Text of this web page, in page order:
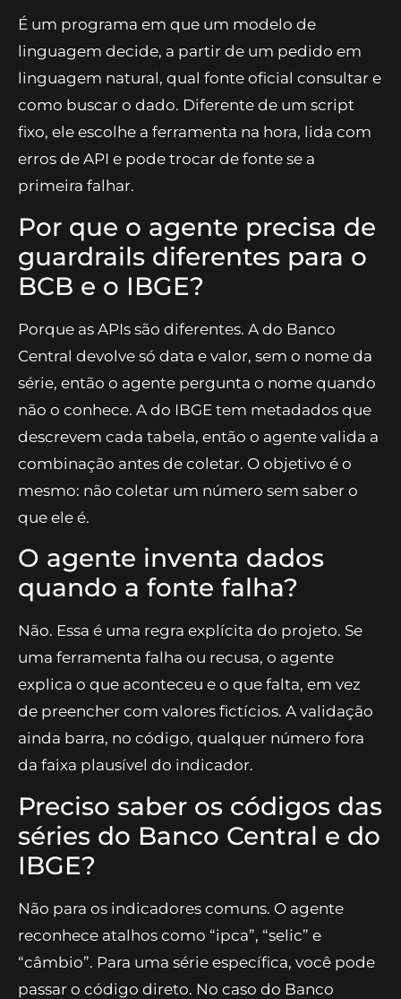
É um programa em que um modelo de
linguagem decide, a partir de um pedido em
linguagem natural, qual fonte oficial consultar e
como buscar o dado. Diferente de um script
fixo, ele escolhe a ferramenta na hora, lida com
erros de API e pode trocar de fonte se a
primeira falhar.
Por que o agente precisa de
guardrails diferentes para o
BCB e o IBGE?
Porque as APIs são diferentes. A do Banco
Central devolve só data e valor, sem o nome da
série, então o agente pergunta o nome quando
não o conhece. A do IBGE tem metadados que
descrevem cada tabela, então o agente valida a
combinação antes de coletar. O objetivo é o
mesmo: não coletar um número sem saber o
que ele é.
O agente inventa dados
quando a fonte falha?
Não. Essa é uma regra explícita do projeto. Se
uma ferramenta falha ou recusa, o agente
explica o que aconteceu e o que falta, em vez
de preencher com valores fictícios. A validação
ainda barra, no código, qualquer número fora
da faixa plausível do indicador.
Preciso saber os códigos das
séries do Banco Central e do
IBGE?
Não para os indicadores comuns. O agente
reconhece atalhos como “ipca”, “selic” e
“câmbio”. Para uma série específica, você pode
passar o código direto. No caso do Banco